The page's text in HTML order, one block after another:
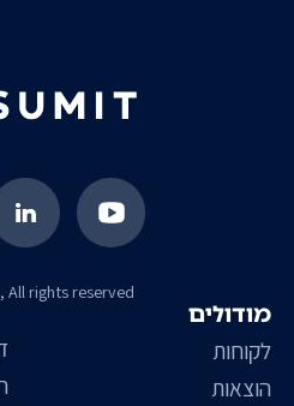
All rights reserved
מודולים
לקוחות
הוצאות